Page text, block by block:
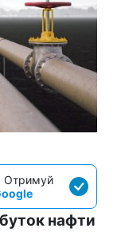
Отримуй
нафти